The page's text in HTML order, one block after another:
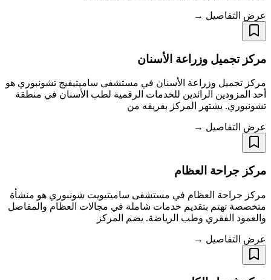
عرض التفاصيل →
مركز تجميل وزراعة الأسنان
مركز تجميل وزراعة الأسنان في مستشفى ساميتيفيج تشونبوري هو
أحد المزودين الرائدين للخدمات الرقمية لطب الأسنان في منطقة
تشونبوري. يشتهر المركز بفريقه من
عرض التفاصيل →
مركز جراحة العظام
مركز جراحة العظام في مستشفى ساميتيويت شونبوري هو منشأة
متخصصة تهتم بتقديم خدمات شاملة في مجالات العظام والمفاصل
والعمود الفقري وطب الرياضة. يضم المركز
عرض التفاصيل →